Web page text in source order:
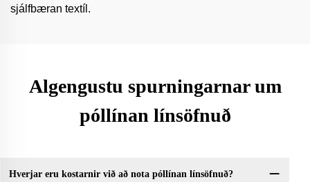
sjálfbæran textíl.
Algengustu spurningarnar um
póllínan línsöfnuð
Hverjar eru kostarnir við að nota póllínan línsöfnuð?